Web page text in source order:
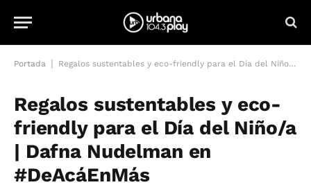
Portada Regalos sustentables y eco-friendly para el Día del Niño/a | Dafna Nudelman en #DeAcáEnMás
Regalos sustentables y eco-
friendly para el Día del Niño/a
| Dafna Nudelman en
#DeAcáEnMás